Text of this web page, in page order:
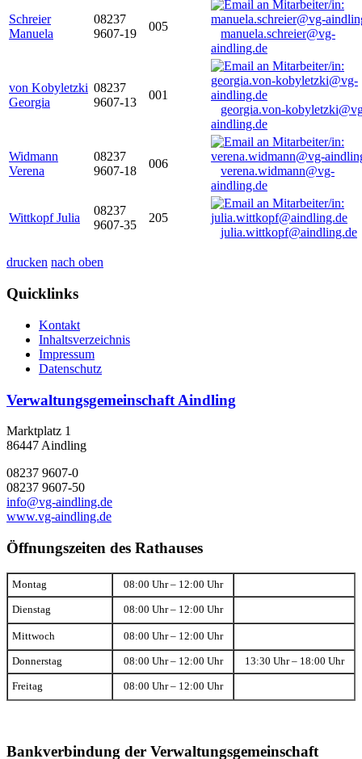
Schreier
Manuela
08237
9607-19
005
manuela.schreier@vg-
aindling.de
von Kobyletzki
Georgia
08237
9607-13
001
georgia.von-
aindling.de
Widmann
Verena
08237
9607-18
006
verena.widmann@vg-
aindling.de
Wittkopf Julia
08237
9607-35
205
julia.wittkopf@aindling.de
drucken nach oben
Quicklinks
Kontakt
Inhaltsverzeichnis
Impressum
Datenschutz
Verwaltungsgemeinschaft Aindling
Marktplatz 1
86447 Aindling
08237 9607-0
08237 9607-50
info@vg-aindling.de
www.vg-aindling.de
Öffnungszeiten des Rathauses
Montag 08:00 Uhr – 12:00 Uhr
Dienstag 08:00 Uhr – 12:00 Uhr
Mittwoch 08:00 Uhr – 12:00 Uhr
Donnerstag 08:00 Uhr – 12:00 Uhr 13:30 Uhr – 18:00 Uhr
Freitag 08:00 Uhr – 12:00 Uhr
Bankverbindung der Verwaltungsgemeinschaft